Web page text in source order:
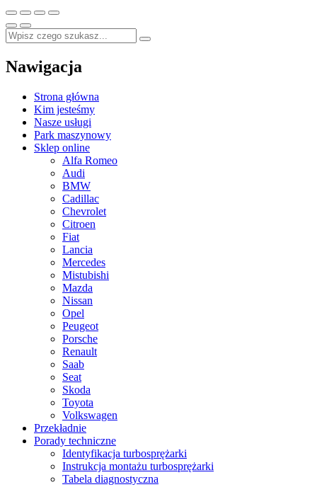
Nawigacja
Strona główna
Kim jesteśmy
Nasze usługi
Park maszynowy
Sklep online
Alfa Romeo
Audi
BMW
Cadillac
Chevrolet
Citroen
Fiat
Lancia
Mercedes
Mistubishi
Mazda
Nissan
Opel
Peugeot
Porsche
Renault
Saab
Seat
Skoda
Toyota
Volkswagen
Przekładnie
Porady techniczne
Identyfikacja turbosprężarki
Instrukcja montażu turbosprężarki
Tabela diagnostyczna